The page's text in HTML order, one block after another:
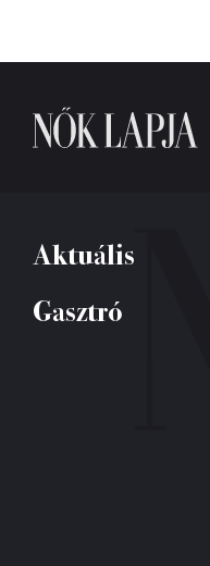
Aktuális
Gasztró